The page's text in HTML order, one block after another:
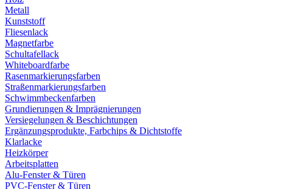
Metall
Kunststoff
Fliesenlack
Magnetfarbe
Schultafellack
Whiteboardfarbe
Rasenmarkierungsfarben
Straßenmarkierungsfarben
Schwimmbeckenfarben
Grundierungen & Imprägnierungen
Versiegelungen & Beschichtungen
Ergänzungsprodukte, Farbchips & Dichtstoffe
Klarlacke
Heizkörper
Arbeitsplatten
Alu-Fenster & Türen
PVC-Fenster & Türen